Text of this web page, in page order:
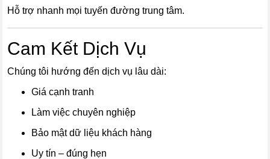
Hỗ trợ nhanh mọi tuyến đường trung tâm.
Cam Kết Dịch Vụ
Chúng tôi hướng đến dịch vụ lâu dài:
Giá cạnh tranh
Làm việc chuyên nghiệp
Bảo mật dữ liệu khách hàng
Uy tín – đúng hẹn